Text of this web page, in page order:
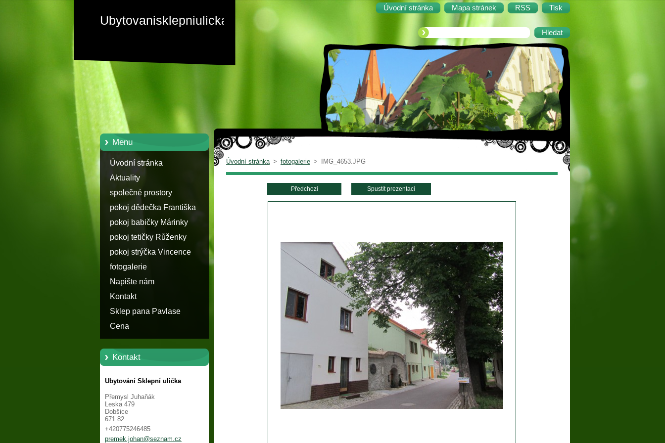
Úvodní stránka Mapa stránek RSS Tisk
Ubytovanisklepniulicka
Menu
Úvodní stránka
Aktuality
společné prostory
pokoj dědečka Františka
pokoj babičky Márinky
pokoj tetičky Růženky
pokoj strýčka Vincence
fotogalerie
Napište nám
Kontakt
Sklep pana Pavlase
Cena
Kontakt
Ubytování Sklepní ulička
Přemysl Juhaňák
Leska 479
Dobšice
671 82
+420775246485
premek.johan@seznam.cz
Úvodní stránka > fotogalerie > IMG_4653.JPG
Předchozí Spustit prezentaci